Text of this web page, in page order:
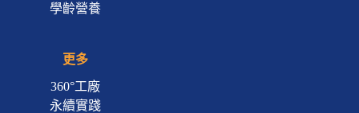
學齡營養
更多
360°工廠
永續實踐